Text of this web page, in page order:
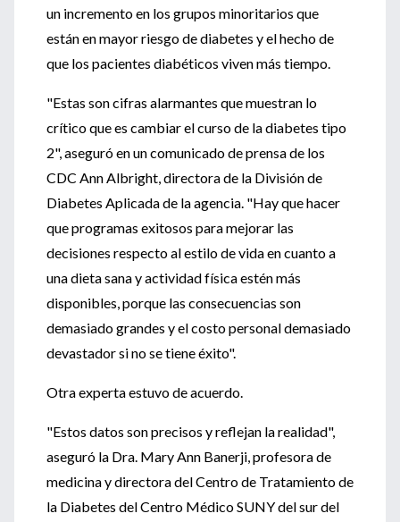
un incremento en los grupos minoritarios que
están en mayor riesgo de diabetes y el hecho de
que los pacientes diabéticos viven más tiempo.
"Estas son cifras alarmantes que muestran lo
crítico que es cambiar el curso de la diabetes tipo
2", aseguró en un comunicado de prensa de los
CDC Ann Albright, directora de la División de
Diabetes Aplicada de la agencia. "Hay que hacer
que programas exitosos para mejorar las
decisiones respecto al estilo de vida en cuanto a
una dieta sana y actividad física estén más
disponibles, porque las consecuencias son
demasiado grandes y el costo personal demasiado
devastador si no se tiene éxito".
Otra experta estuvo de acuerdo.
"Estos datos son precisos y reflejan la realidad",
aseguró la Dra. Mary Ann Banerji, profesora de
medicina y directora del Centro de Tratamiento de
la Diabetes del Centro Médico SUNY del sur del